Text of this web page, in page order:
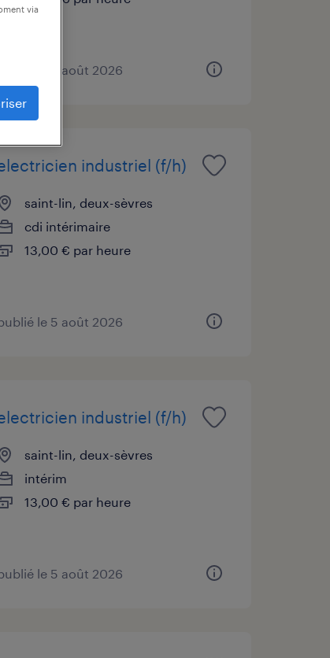
publié le 5 août 2026
industriel (f/h)
saint-lin, deux-sèvres
cdi intérimaire
13,00 € par heure
le 5 août 2026
industriel (f/h)
saint-lin, deux-sèvres
intérim
13,00 € par heure
le 5 août 2026
via